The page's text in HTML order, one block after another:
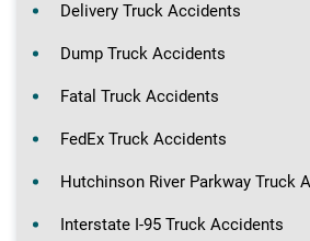
Delivery Truck Accidents
Dump Truck Accidents
Fatal Truck Accidents
FedEx Truck Accidents
Hutchinson River Parkway Truck
Interstate I-95 Truck Accidents